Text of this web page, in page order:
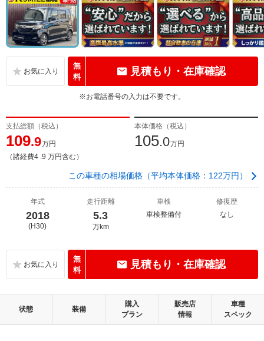
無
料
見積もり・在庫確認
※お電話番号の入力は不要です。
支払総額（税込）
109.9万円
（諸経費4 .9 万円含む）
本体価格（税込）
105.0万円
この車種の相場価格（平均本体価格：122万円）
年式
2018
(H30)
走行距離
5.3
万km
車検
車検整備付
修復歴
なし
無
料
見積もり・在庫確認
状態 装備
購入
プラン
販売店
情報
車種
スペック